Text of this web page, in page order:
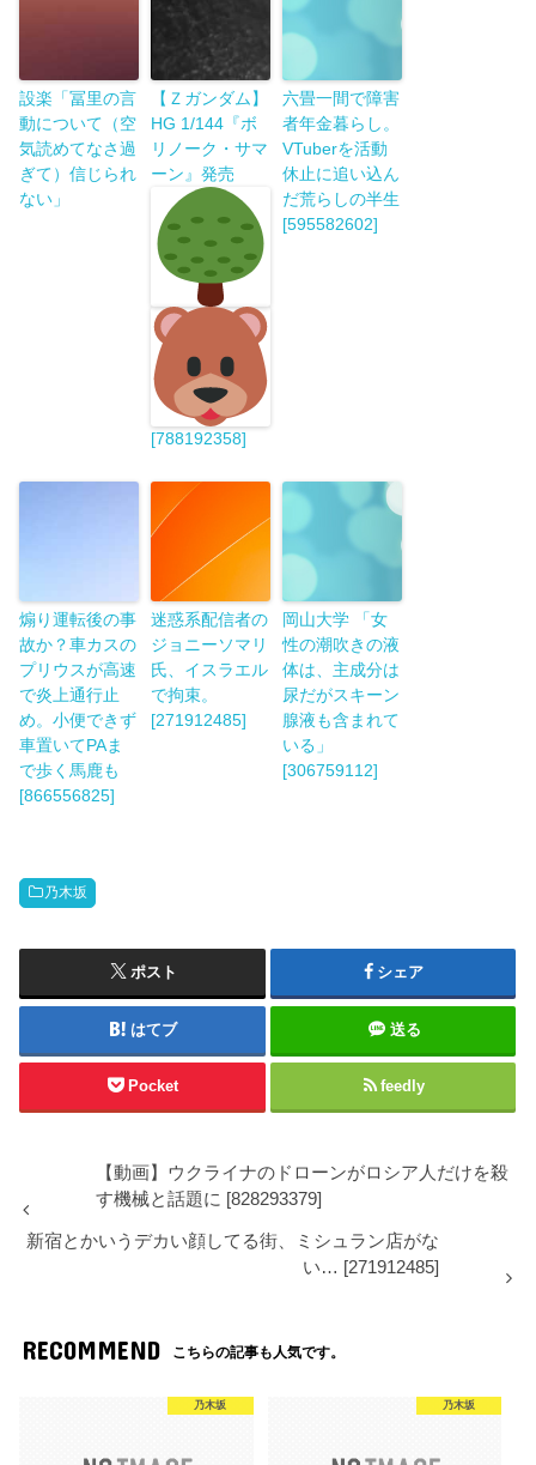
設楽「冨里の言
動について（空
気読めてなさ過
ぎて）信じられ
ない」
【Ｚガンダム】
HG 1/144『ボ
リノーク・サマ
ーン』発売
[788192358]
六畳一間で障害
者年金暮らし。
VTuberを活動
休止に追い込ん
だ荒らしの半生
[595582602]
煽り運転後の事
故か？車カスの
プリウスが高速
で炎上通行止
め。小便できず
車置いてPAま
で歩く馬鹿も
[866556825]
迷惑系配信者の
ジョニーソマリ
氏、イスラエル
で拘束。
[271912485]
岡山大学 「女
性の潮吹きの液
体は、主成分は
尿だがスキーン
腺液も含まれて
いる」
[306759112]
乃木坂
ポスト シェア
はてブ 送る
Pocket feedly
【動画】ウクライナのドローンがロシア人だけを殺
す機械と話題に [828293379]
新宿とかいうデカい顔してる街、ミシュラン店がな
い… [271912485]
RECOMMEND こちらの記事も人気です。
乃木坂 乃木坂